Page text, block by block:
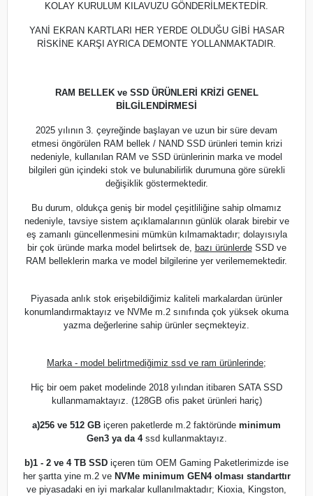
KOLAY KURULUM KILAVUZU GÖNDERİLMEKTEDİR.
YANİ EKRAN KARTLARI HER YERDE OLDUĞU GİBİ HASAR
RİSKİNE KARŞI AYRICA DEMONTE YOLLANMAKTADIR.
RAM BELLEK ve SSD ÜRÜNLERİ KRİZİ GENEL
BİLGİLENDİRMESİ
2025 yılının 3. çeyreğinde başlayan ve uzun bir süre devam
etmesi öngörülen RAM bellek / NAND SSD ürünleri temin krizi
nedeniyle, kullanılan RAM ve SSD ürünlerinin marka ve model
bilgileri gün içindeki stok ve bulunabilirlik durumuna göre sürekli
değişiklik göstermektedir.
Bu durum, oldukça geniş bir model çeşitliliğine sahip olmamız
nedeniyle, tavsiye sistem açıklamalarının günlük olarak birebir ve
eş zamanlı güncellenmesini mümkün kılmamaktadır; dolayısıyla
bir çok üründe marka model belirtsek de, bazı ürünlerdeSSD ve
RAM belleklerin marka ve model bilgilerine yer verilememektedir.
Piyasada anlık stok erişebildiğimiz kaliteli markalardan ürünler
konumlandırmaktayız ve NVMe m.2 sınıfında çok yüksek okuma
yazma değerlerine sahip ürünler seçmekteyiz.
Marka - model belirtmediğimiz ssd ve ram ürünlerinde;
Hiç bir oem paket modelinde 2018 yılından itibaren SATA SSD
kullanmamaktayız. (128GB ofis paket ürünleri hariç)
a)256 ve 512 GB içeren paketlerde m.2 faktöründe minimum
Gen3 ya da 4ssd kullanmaktayız.
b)1 - 2 ve 4 TB SSD içeren tüm OEM Gaming Paketlerimizde ise
her şartta yine m.2 ve NVMe minimum GEN4 olması standarttır
ve piyasadaki en iyi markalar kullanılmaktadır; Kioxia, Kingston,